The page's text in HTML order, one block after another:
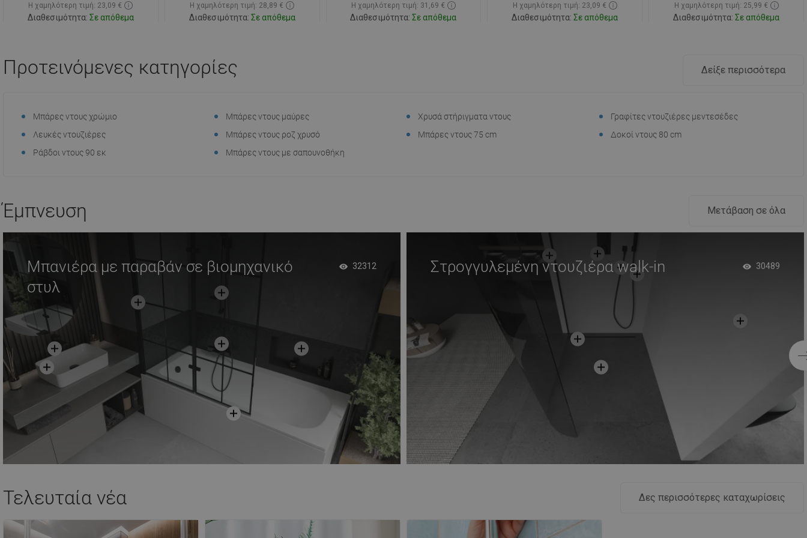
Η χαμηλότερη τιμή: 23,09 €
Διαθεσιμότητα: Σε απόθεμα
favorite_border Αγαπημένα
Σύγκριση
Η χαμηλότερη τιμή: 28,89 €
Διαθεσιμότητα: Σε απόθεμα
Σύγκριση
Η χαμηλότερη τιμή: 31,69 €
Διαθεσιμότητα: Σε απόθεμα
Η χαμηλότερη τιμή: 23,09 €
Διαθεσιμότητα: Σε απόθεμα
Η χαμηλότερη τιμή: 25,99 €
Διαθεσιμότητα: Σε απόθεμα
Προτεινόμενες κατηγορίες Δείξε περισσότερα
Μπάρες ντους χρώμιο Μπάρες ντους μαύρες Χρυσά στήριγματα ντους
Γραφίτες ντουζιέρες μεντεσέδες
Λευκές ντουζιέρες
Μπάρες ντους ροζ χρυσό Μπάρες ντους 75 cm
Δοκοί ντους 80 cm
Ράβδοι ντους 90 εκ
Μπάρες ντους με σαπουνοθήκη
Έμπνευση Μετάβαση σε όλα
Μπανιέρα με παραβάν σε βιομηχανικό
στυλ
32312 Στρογγυλεμένη ντουζιέρα walk-in 30489
Τελευταία νέα Δες περισσότερες καταχωρίσεις
SWEDISH
SLOVENIAN